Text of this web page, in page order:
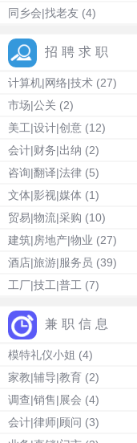
同乡会|找老友 (4)
招聘求职
计算机|网络|技术 (27)
市场|公关 (2)
美工|设计|创意 (12)
会计|财务|出纳 (2)
咨询|翻译|法律 (5)
文体|影视|媒体 (1)
贸易|物流|采购 (10)
建筑|房地产|物业 (27)
酒店|旅游|服务员 (39)
工厂|技工|普工 (7)
兼职信息
模特礼仪小姐 (4)
家教|辅导|教育 (2)
调查|销售|展会 (4)
会计|律师|顾问 (3)